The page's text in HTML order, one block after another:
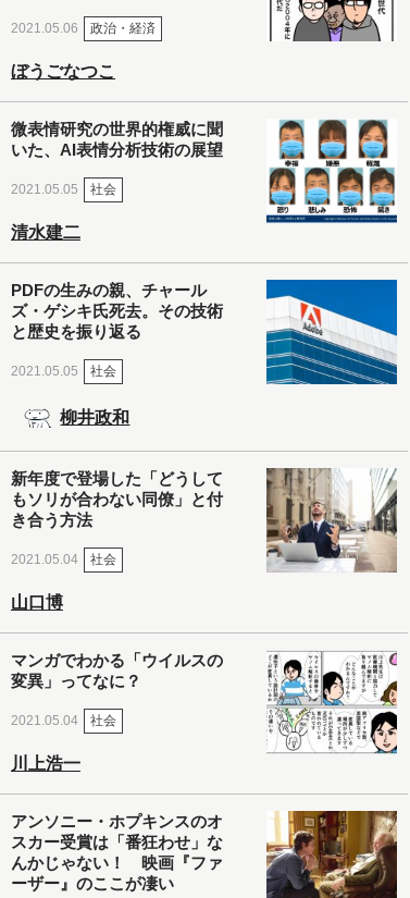
2021.05.06 政治・経済
ぼうごなつこ
微表情研究の世界的権威に聞
いた、AI表情分析技術の展望
2021.05.05 社会
清水建二
PDFの生みの親、チャール
ズ・ゲシキ氏死去。その技術
と歴史を振り返る
2021.05.05 社会
柳井政和
新年度で登場した「どうして
もソリが合わない同僚」と付
き合う方法
2021.05.04 社会
山口博
マンガでわかる「ウイルスの
変異」ってなに？
2021.05.04 社会
川上浩一
アンソニー・ホプキンスのオ
スカー受賞は「番狂わせ」な
んかじゃない！ 映画『ファ
ーザー』のここが凄い